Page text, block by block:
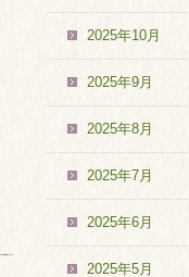
2025年10月
2025年9月
2025年8月
2025年7月
2025年6月
2025年5月